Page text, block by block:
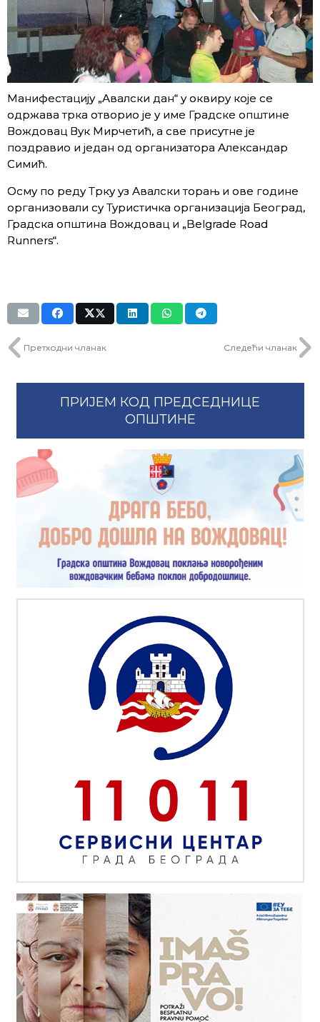
Манифестацију „Авалски дан“ у оквиру које се
одржава трка отворио је у име Градске општине
Вождовац Вук Мирчетић, а све присутне је
поздравио и један од организатора Александар
Симић.
Осму по реду Трку уз Авалски торањ и ове године
организовали су Туристичка организација Београд,
Градска општина Вождовац и „Belgrade Road
Runners“.
Претходни чланак Следећи чланак
ПРИЈЕМ КОД ПРЕДСЕДНИЦЕ
ОПШТИНЕ